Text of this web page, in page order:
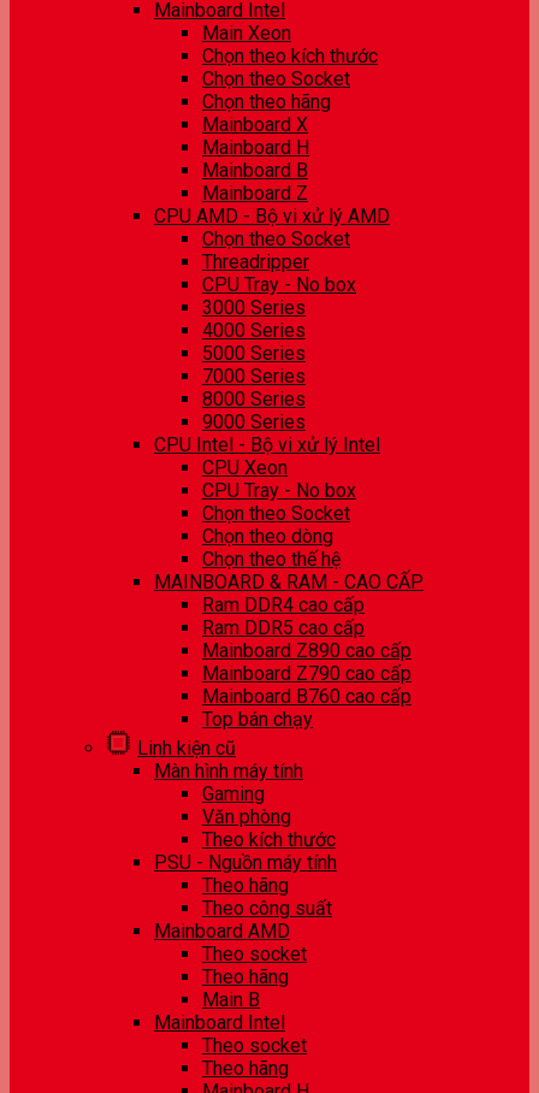
Mainboard Intel
Main Xeon
Chọn theo kích thước
Chọn theo Socket
Chọn theo hãng
Mainboard X
Mainboard H
Mainboard B
Mainboard Z
CPU AMD - Bộ vi xử lý AMD
Chọn theo Socket
Threadripper
CPU Tray - No box
3000 Series
4000 Series
5000 Series
7000 Series
8000 Series
9000 Series
CPU Intel - Bộ vi xử lý Intel
CPU Xeon
CPU Tray - No box
Chọn theo Socket
Chọn theo dòng
Chọn theo thế hệ
MAINBOARD & RAM - CAO CẤP
Ram DDR4 cao cấp
Ram DDR5 cao cấp
Mainboard Z890 cao cấp
Mainboard Z790 cao cấp
Mainboard B760 cao cấp
Top bán chạy
Linh kiện cũ
Màn hình máy tính
Gaming
Văn phòng
Theo kích thước
PSU - Nguồn máy tính
Theo hãng
Theo công suất
Mainboard AMD
Theo socket
Theo hãng
Main B
Mainboard Intel
Theo socket
Theo hãng